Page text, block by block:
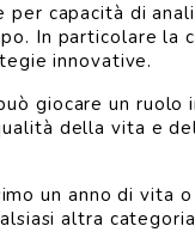
capacità di
In particolare la
innovative.
giocare un ruolo
della vita e
un anno di vita o
altra